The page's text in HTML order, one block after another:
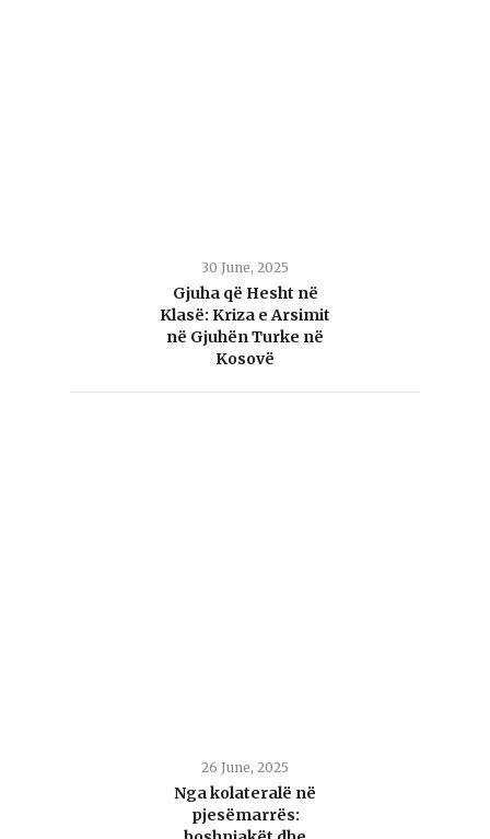
30 June, 2025
Gjuha që Hesht në
Klasë: Kriza e Arsimit
në Gjuhën Turke në
Kosovë
26 June, 2025
Nga kolateralë në
pjesëmarrës: